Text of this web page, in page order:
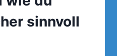
sinnvoll